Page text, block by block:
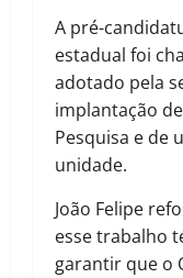
A pré-
estadual foi
adotado pela
implantação
Pesquisa e de
unidade.
João Felipe
esse trabalho
garantir que o